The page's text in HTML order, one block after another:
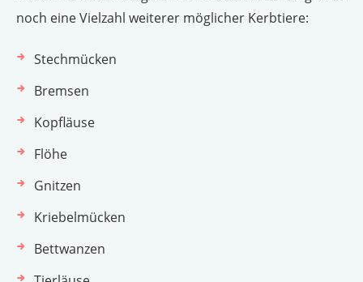
noch eine Vielzahl weiterer möglicher Kerbtiere:
Stechmücken
Bremsen
Kopfläuse
Flöhe
Gnitzen
Kriebelmücken
Bettwanzen